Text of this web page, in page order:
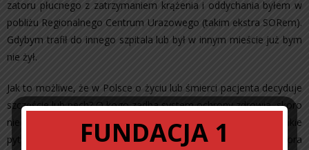
zatoru płucnego z zatrzymaniem krążenia i oddychania byłem w
pobliżu Regionalnego Centrum Urazowego (takim ekstra SORem).
Gdybym trafił do innego szpitala lub był w innym mieście już bym
nie żył.
Jak to możliwe, że w Polsce o życiu lub śmierci pacjenta decyduje
szczęście lub pech? O kogo zadba system ochrony zdrowia, skoro
nie jest w stanie zadbać nawet o swoich? Jak się ratować? Takie
pytania – mi pacjentowi cisną się do ust po śmierci pana doktora
FUNDACJA 1